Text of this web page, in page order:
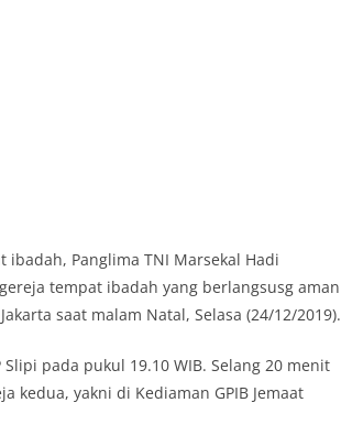
Panglima TNI Marsekal Hadi
tempat ibadah yang berlangsusg aman
saat malam Natal, Selasa (24/12/2019).
pada pukul 19.10 WIB. Selang 20 menit
kedua, yakni di Kediaman GPIB Jemaat